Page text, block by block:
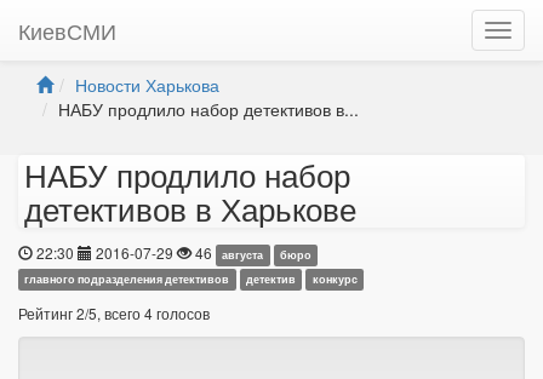
КиевСМИ
Новости Харькова
НАБУ продлило набор детективов в...
НАБУ продлило набор
детективов в Харькове
22:30 2016-07-29 46 августа
бюро
главного подразделения детективов
детектив конкурс
Рейтинг2/5, всего4голосов